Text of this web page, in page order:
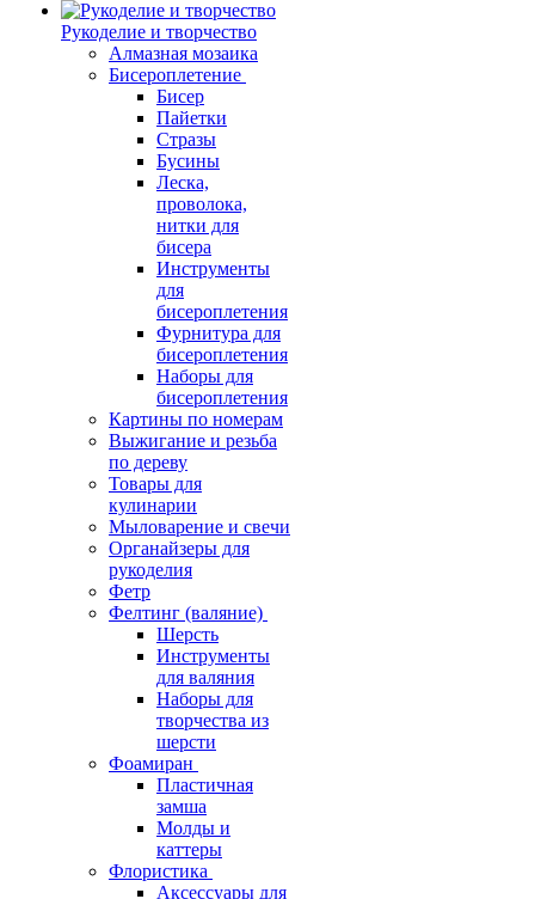
Рукоделие и творчество
Алмазная мозаика
Бисероплетение
Бисер
Пайетки
Стразы
Бусины
Леска,
проволока,
нитки для
бисера
Инструменты
для
бисероплетения
Фурнитура для
бисероплетения
Наборы для
бисероплетения
Картины по номерам
Выжигание и резьба
по дереву
Товары для
кулинарии
Мыловарение и свечи
Органайзеры для
рукоделия
Фетр
Фелтинг (валяние)
Шерсть
Инструменты
для валяния
Наборы для
творчества из
шерсти
Фоамиран
Пластичная
замша
Молды и
каттеры
Флористика
Аксессуары для